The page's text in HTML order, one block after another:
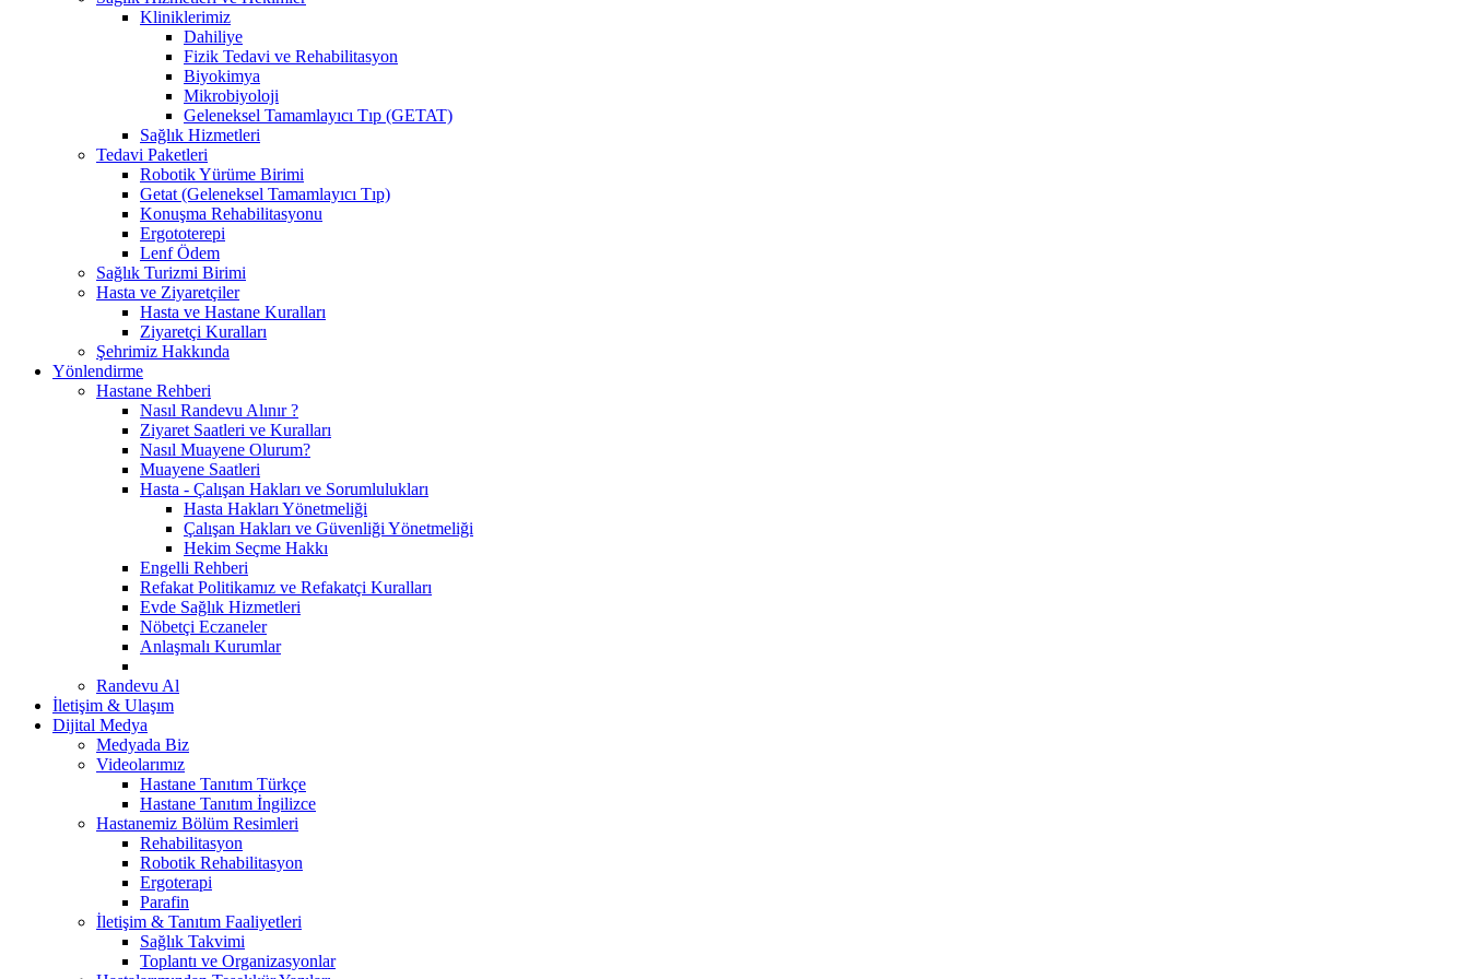
Kliniklerimiz
Dahiliye
Fizik Tedavi ve Rehabilitasyon
Biyokimya
Mikrobiyoloji
Geleneksel Tamamlayıcı Tıp (GETAT)
Sağlık Hizmetleri
Tedavi Paketleri
Robotik Yürüme Birimi
Getat (Geleneksel Tamamlayıcı Tıp)
Konuşma Rehabilitasyonu
Ergototerepi
Lenf Ödem
Sağlık Turizmi Birimi
Hasta ve Ziyaretçiler
Hasta ve Hastane Kuralları
Ziyaretçi Kuralları
Şehrimiz Hakkında
Yönlendirme
Hastane Rehberi
Nasıl Randevu Alınır ?
Ziyaret Saatleri ve Kuralları
Nasıl Muayene Olurum?
Muayene Saatleri
Hasta - Çalışan Hakları ve Sorumlulukları
Hasta Hakları Yönetmeliği
Çalışan Hakları ve Güvenliği Yönetmeliği
Hekim Seçme Hakkı
Engelli Rehberi
Refakat Politikamız ve Refakatçi Kuralları
Evde Sağlık Hizmetleri
Nöbetçi Eczaneler
Anlaşmalı Kurumlar
Randevu Al
İletişim & Ulaşım
Dijital Medya
Medyada Biz
Videolarımız
Hastane Tanıtım Türkçe
Hastane Tanıtım İngilizce
Hastanemiz Bölüm Resimleri
Rehabilitasyon
Robotik Rehabilitasyon
Ergoterapi
Parafin
İletişim & Tanıtım Faaliyetleri
Sağlık Takvimi
Toplantı ve Organizasyonlar